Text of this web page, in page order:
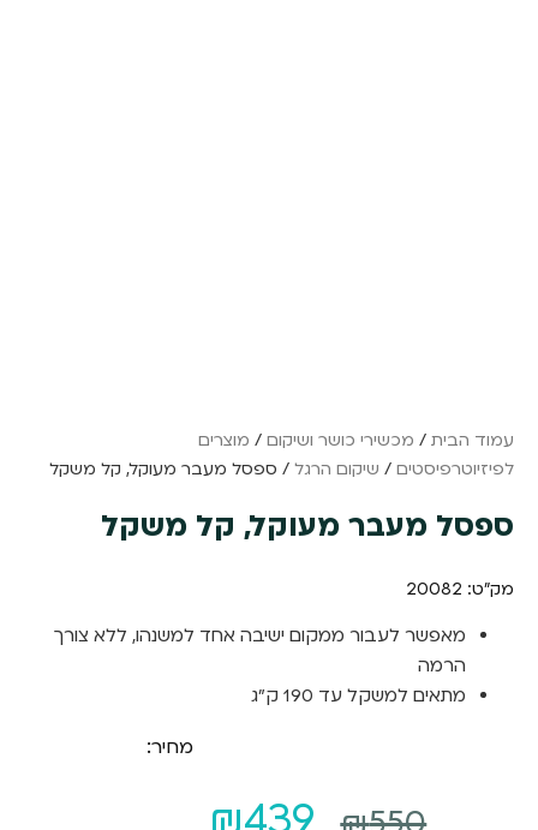
עמוד הבית / מכשירי כושר ושיקום / מוצרים
לפיזיוטרפיסטים / שיקום הרגל / ספסל מעבר מעוקל, קל משקל
ספסל מעבר מעוקל, קל משקל
מק"ט: 20082
מאפשר לעבור ממקום ישיבה אחד למשנהו, ללא צורך
הרמה
מתאים למשקל עד 190 ק"ג
מחיר:
המחיר